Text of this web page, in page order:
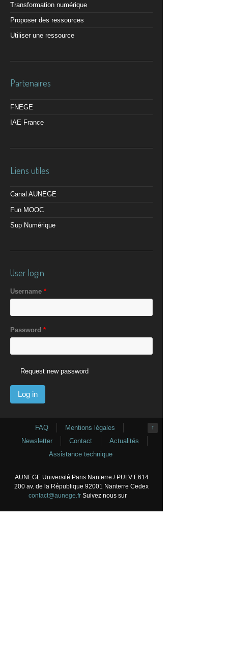
Transformation numérique
Proposer des ressources
Utiliser une ressource
Partenaires
FNEGE
IAE France
Liens utiles
Canal AUNEGE
Fun MOOC
Sup Numérique
User login
Username *
Password *
Request new password
↑
FAQ
Mentions légales
Newsletter
Contact
Actualités
Assistance technique
AUNEGE Université Paris Nanterre / PULV E614
200 av. de la République 92001 Nanterre Cedex
contact@aunege.frSuivez nous sur